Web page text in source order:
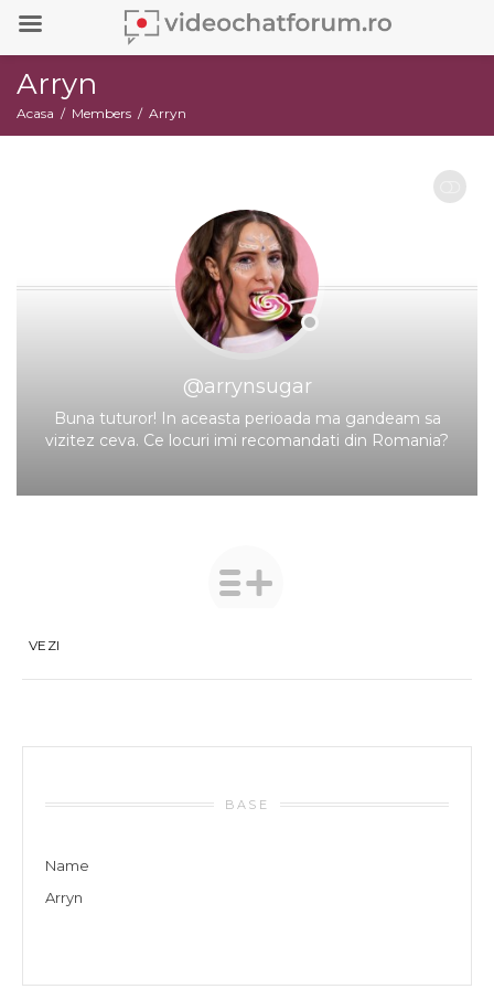
Arryn
Acasa Members Arryn
@arrynsugar
Buna tuturor! In aceasta perioada ma gandeam sa
vizitez ceva. Ce locuri imi recomandati din Romania?
VEZI
BASE
Name
Arryn